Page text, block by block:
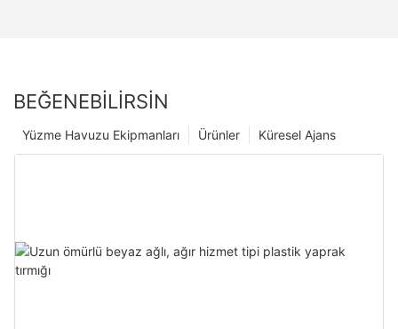
BEĞENEBILIRSIN
Küresel Ajans
Ürünler
Yüzme Havuzu Ekipmanları